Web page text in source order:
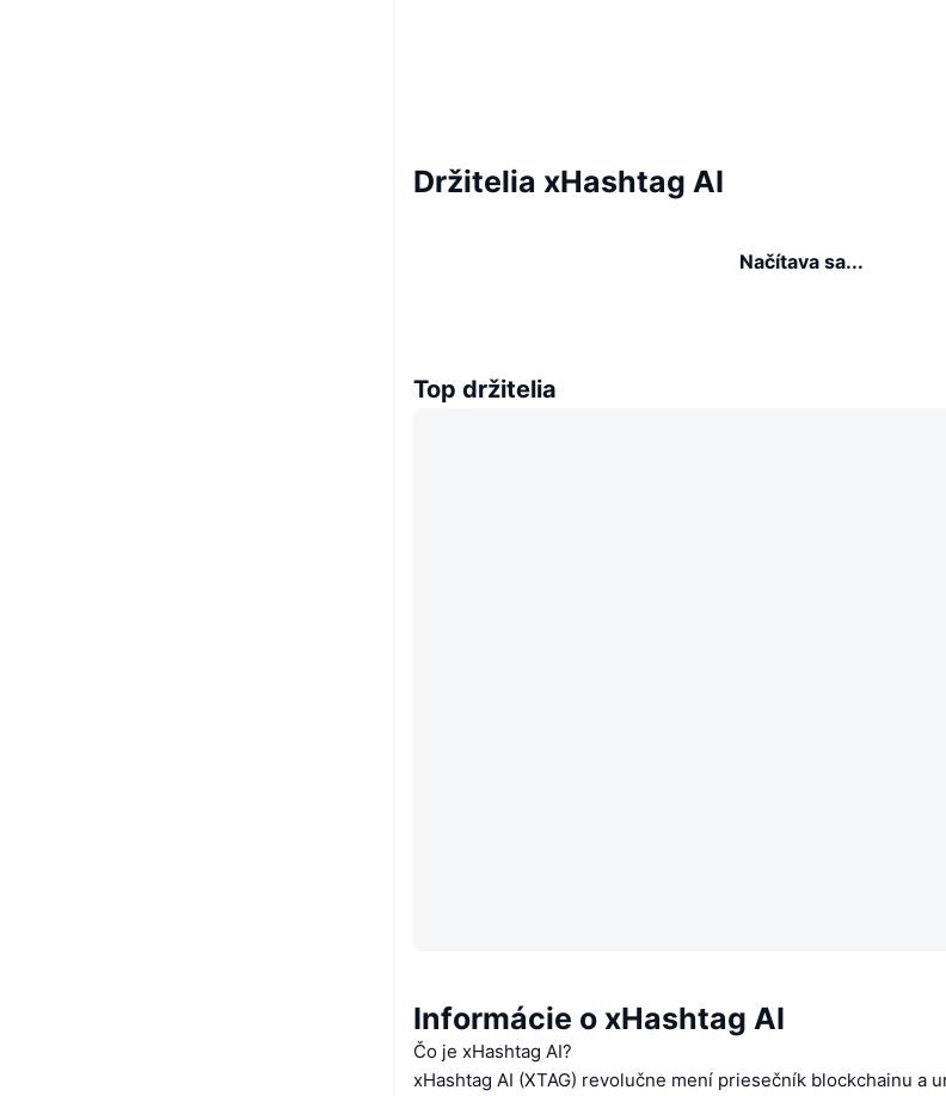
Držitelia xHashtag AI
Načítava sa...
Top držitelia
Informácie o xHashtag AI
Čo je xHashtag AI?
xHashtag AI (XTAG) revolučne mení priesečník blockchainu a